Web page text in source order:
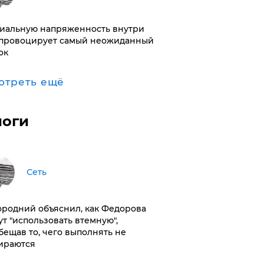
напряженность внутри
самый неожиданный
ещё
Сеть
объяснил, как Федорова
"использовать втемную",
то, чего выполнять не